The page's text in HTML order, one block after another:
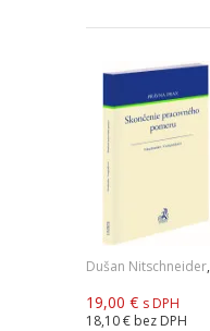
Dušan Nitschneider,
19,00 € s DPH
18,10 € bez DPH